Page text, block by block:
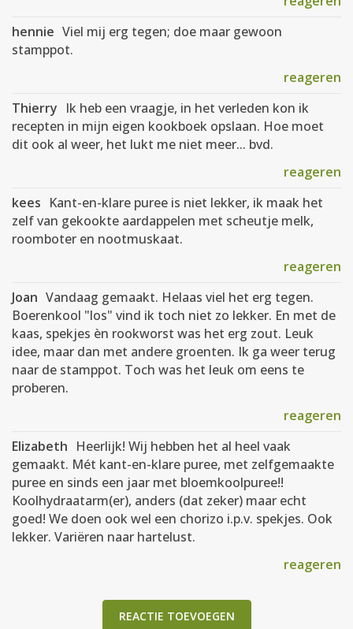
hennie Viel mij erg tegen; doe maar gewoon
stamppot.
reageren
Thierry Ik heb een vraagje, in het verleden kon ik
recepten in mijn eigen kookboek opslaan. Hoe moet
dit ook al weer, het lukt me niet meer... bvd.
reageren
kees Kant-en-klare puree is niet lekker, ik maak het
zelf van gekookte aardappelen met scheutje melk,
roomboter en nootmuskaat.
reageren
Joan Vandaag gemaakt. Helaas viel het erg tegen.
Boerenkool "los" vind ik toch niet zo lekker. En met de
kaas, spekjes èn rookworst was het erg zout. Leuk
idee, maar dan met andere groenten. Ik ga weer terug
naar de stamppot. Toch was het leuk om eens te
proberen.
reageren
Elizabeth Heerlijk! Wij hebben het al heel vaak
gemaakt. Mét kant-en-klare puree, met zelfgemaakte
puree en sinds een jaar met bloemkoolpuree!!
Koolhydraatarm(er), anders (dat zeker) maar echt
goed! We doen ook wel een chorizo i.p.v. spekjes. Ook
lekker. Variëren naar hartelust.
reageren
REACTIE TOEVOEGEN